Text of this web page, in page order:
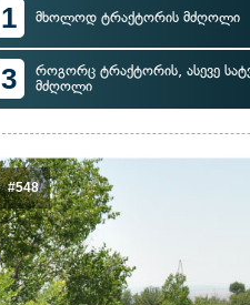
1 მხოლოდ ტრაქტორის მძღოლი
3
როგორც ტრაქტორის, ასევე
მძღოლი
#548